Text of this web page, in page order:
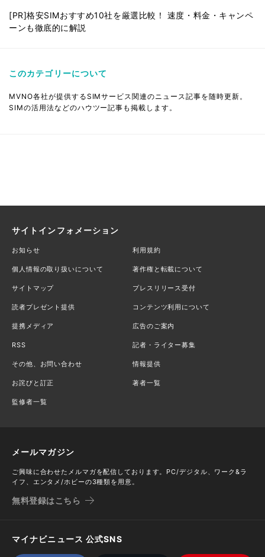
[PR]格安SIMおすすめ10社を厳選比較！ 速度・料金・キャンペ
ーンも徹底的に解説
このカテゴリーについて
MVNO各社が提供するSIMサービス関連のニュース記事を随時更新。
SIMの活用法などのハウツー記事も掲載します。
サイトインフォメーション
お知らせ 利用規約
個人情報の取り扱いについて 著作権と転載について
サイトマップ プレスリリース受付
読者プレゼント提供 コンテンツ利用について
提携メディア 広告のご案内
RSS 記者・ライター募集
その他、お問い合わせ 情報提供
お詫びと訂正 著者一覧
監修者一覧
メールマガジン
ご興味に合わせたメルマガを配信しております。PC/デジタル、ワーク&ラ
イフ、エンタメ/ホビーの3種類を用意。
無料登録はこちら
マイナビニュース 公式SNS